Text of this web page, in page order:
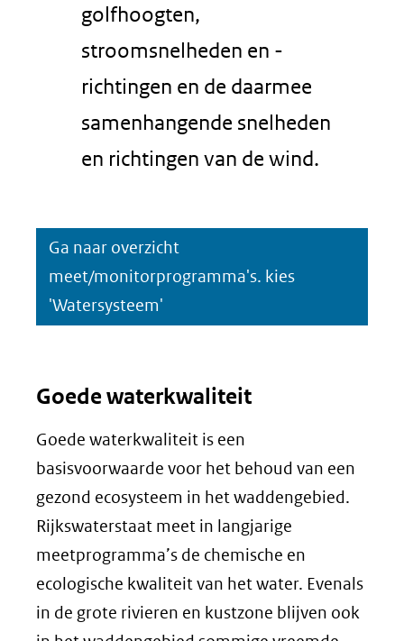
golfhoogten,
stroomsnelheden en -
richtingen en de daarmee
samenhangende snelheden
en richtingen van de wind.
Ga naar overzicht
meet/monitorprogramma's. kies
'Watersysteem'
Goede waterkwaliteit
Goede waterkwaliteit is een
basisvoorwaarde voor het behoud van een
gezond ecosysteem in het waddengebied.
Rijkswaterstaat meet in langjarige
meetprogramma’s de chemische en
ecologische kwaliteit van het water. Evenals
in de grote rivieren en kustzone blijven ook